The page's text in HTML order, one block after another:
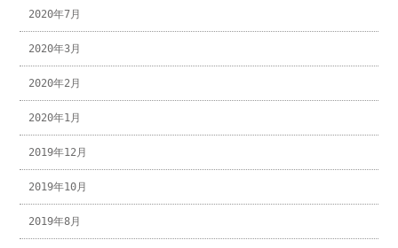
2020年7月
2020年3月
2020年2月
2020年1月
2019年12月
2019年10月
2019年8月